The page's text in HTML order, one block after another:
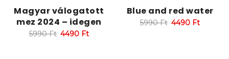
Magyar válogatott
mez 2024 – idegen
5990Ft 4490 Ft
Blue and red water
5990Ft 4490 Ft